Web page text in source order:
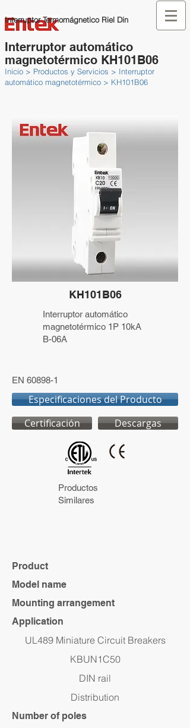
Interruptor Termomágnetico Riel Din
Interruptor automático
magnetotérmico KH101B06
Inicio > Productos y Servicios > Interruptor
automático magnetotérmico > KH101B06
KH101B06
Interruptor automático
magnetotérmico 1P 10kA
B-06A
EN 60898-1
Especificaciones del Producto
Certificación
Descargas
Productos
Similares
Product
Model name
Mounting arrangement
Application
UL489 Miniature Circuit Breakers
KBUN1C50
DIN rail
Distribution
Number of poles